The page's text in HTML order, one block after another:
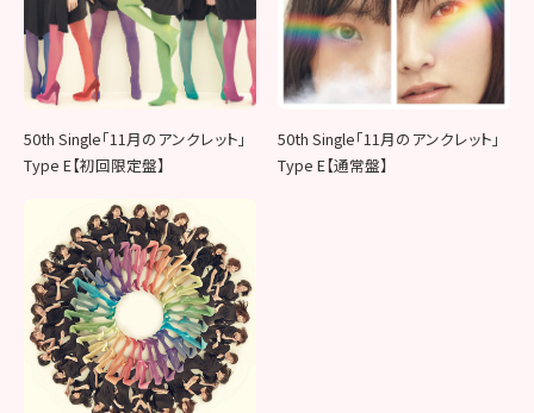
50th Single「11月のアンクレット」
Type E【初回限定盤】
50th Single「11月のアンクレット」
Type E【通常盤】